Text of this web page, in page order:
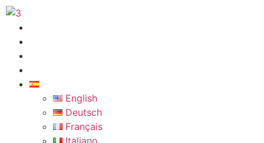
English
Deutsch
Français
Italiano